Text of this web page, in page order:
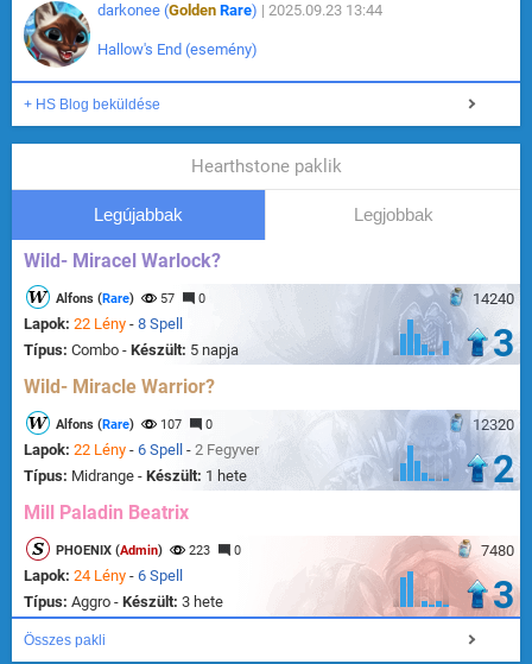
darkonee (Golden Rare) | 2025.09.23 13:44
Hallow's End (esemény)
+ HS Blog beküldése
Hearthstone paklik
Legújabbak Legjobbak
Wild- Miracel Warlock?
14240
Alfons (Rare) 57 0
Lapok: 22 Lény - 8 Spell
Típus: Combo - Készült: 5 napja 3
Wild- Miracle Warrior?
12320
Alfons (Rare) 107 0
Lapok: 22 Lény - 6 Spell - 2 Fegyver
Típus: Midrange - Készült: 1 hete 2
Mill Paladin Beatrix
7480
PHOENIX (Admin) 223 0
Lapok: 24 Lény - 6 Spell
Típus: Aggro - Készült: 3 hete 3
Összes pakli